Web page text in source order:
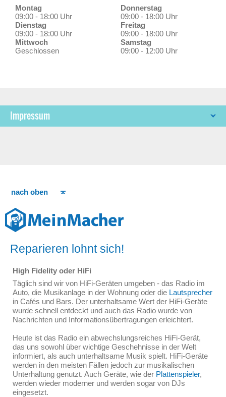
Montag
09:00 - 18:00 Uhr
Dienstag
09:00 - 18:00 Uhr
Mittwoch
Geschlossen
Donnerstag
09:00 - 18:00 Uhr
Freitag
09:00 - 18:00 Uhr
Samstag
09:00 - 12:00 Uhr
Impressum
nach oben
Reparieren lohnt sich!
High Fidelity oder HiFi
Täglich sind wir von HiFi-Geräten umgeben - das Radio im
Auto, die Musikanlage in der Wohnung oder die Lautsprecher
in Cafés und Bars. Der unterhaltsame Wert der HiFi-Geräte
wurde schnell entdeckt und auch das Radio wurde von
Nachrichten und Informationsübertragungen erleichtert.
Heute ist das Radio ein abwechslungsreiches HiFi-Gerät,
das uns sowohl über wichtige Geschehnisse in der Welt
informiert, als auch unterhaltsame Musik spielt. HiFi-Geräte
werden in den meisten Fällen jedoch zur musikalischen
Unterhaltung genutzt. Auch Geräte, wie der Plattenspieler,
werden wieder moderner und werden sogar von DJs
eingesetzt.